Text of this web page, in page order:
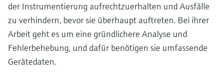
der Instrumentierung aufrechtzuerhalten und Ausfälle
zu verhindern, bevor sie überhaupt auftreten. Bei ihrer
Arbeit geht es um eine gründlichere Analyse und
Fehlerbehebung, und dafür benötigen sie umfassende
Gerätedaten.